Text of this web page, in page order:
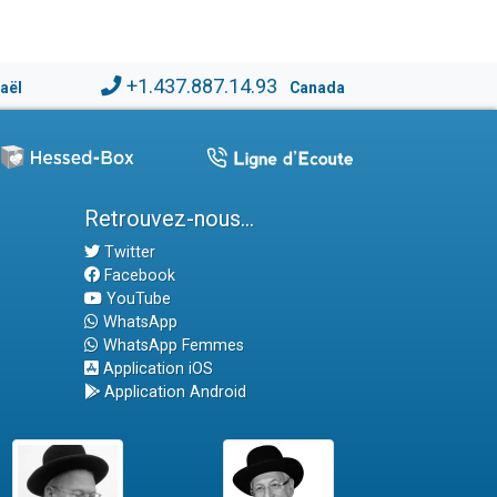
+1.437.887.14.93 Canada
Retrouvez-nous...
Twitter
Facebook
YouTube
WhatsApp
WhatsApp Femmes
Application iOS
Application Android